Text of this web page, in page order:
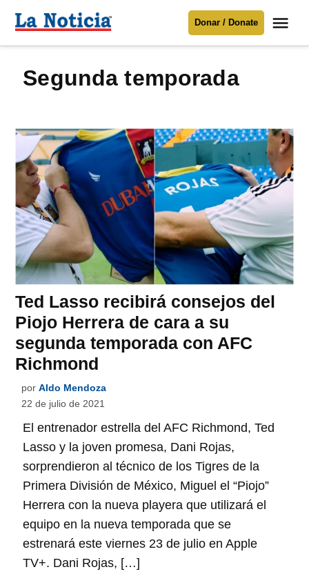
Para mantenerte informado necesitamostu apoyo
contenido
Noticia
Donar / Donate
segunda temporada
Ted Lasso recibirá consejos del
Piojo Herrera de cara a su
segunda temporada con AFC
Richmond
por Aldo Mendoza
22 de julio de 2021
El entrenador estrella del AFC Richmond, Ted
Lasso y la joven promesa, Dani Rojas,
sorprendieron al técnico de los Tigres de la
Primera División de México, Miguel el “Piojo”
Herrera con la nueva playera que utilizará el
equipo en la nueva temporada que se
estrenará este viernes 23 de julio en Apple
TV+. Dani Rojas, […]